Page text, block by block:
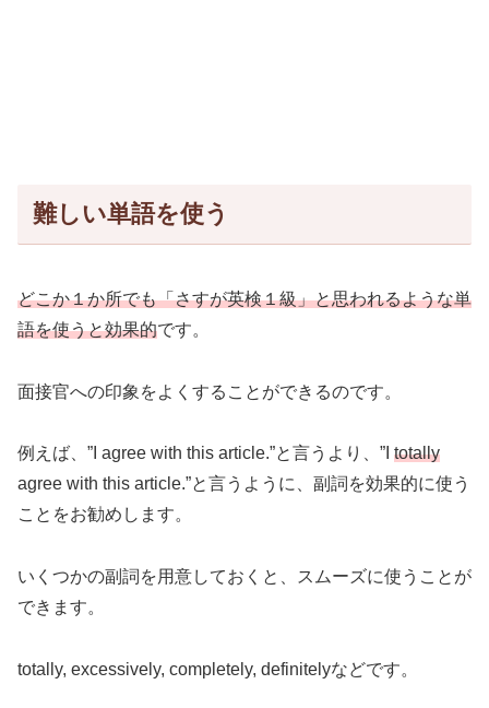
難しい単語を使う
どこか１か所でも「さすが英検１級」と思われるような単
語を使うと効果的です。
面接官への印象をよくすることができるのです。
例えば、”I agree with this article.”と言うより、”I totally
agree with this article.”と言うように、副詞を効果的に使う
ことをお勧めします。
いくつかの副詞を用意しておくと、スムーズに使うことが
できます。
totally, excessively, completely, definitelyなどです。